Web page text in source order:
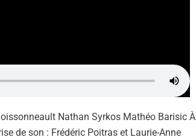
Nathan Syrkos Mathéo Barisic À
de son : Frédéric Poitras et Laurie-Anne